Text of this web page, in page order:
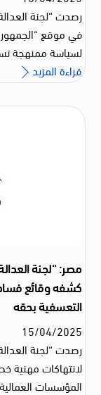
رصدت “لجنة
في موقع
لسياسة ممنهجة
قراءة المزيد
مصر: “لجنة
كشفه وقائع
التعسفية بحقه
15/04/2025
رصدت “لجنة
لانتهاكات مهنية
المؤسسات